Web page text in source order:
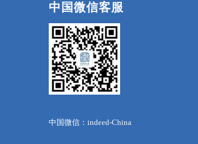
中国微信客服
中国微信：indeed-China